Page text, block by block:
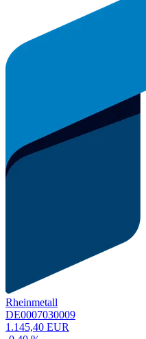
Rheinmetall
DE0007030009
1.145,40 EUR